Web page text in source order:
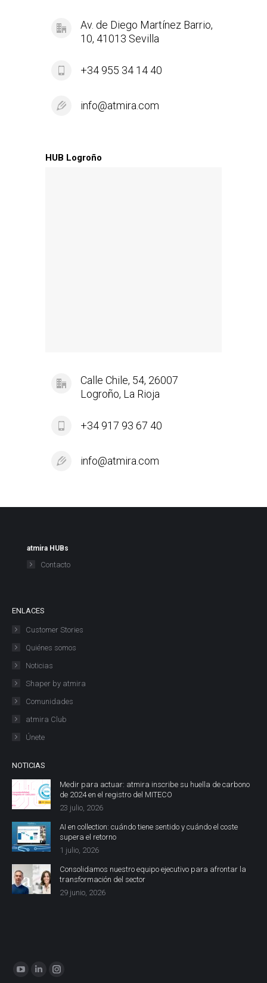
Av. de Diego Martínez Barrio,
10, 41013 Sevilla
+34 955 34 14 40
info@atmira.com
HUB Logroño
Calle Chile, 54, 26007
Logroño, La Rioja
+34 917 93 67 40
info@atmira.com
atmira HUBs
Contacto
ENLACES
Customer Stories
Quiénes somos
Noticias
Shaper by atmira
Comunidades
atmira Club
Únete
NOTICIAS
Medir para actuar: atmira inscribe su huella de carbono
de 2024 en el registro del MITECO
23 julio, 2026
AI en collection: cuándo tiene sentido y cuándo el coste
supera el retorno
1 julio, 2026
Consolidamos nuestro equipo ejecutivo para afrontar la
transformación del sector
29 junio, 2026
Encuéntranos en:
LinkedinInstagram